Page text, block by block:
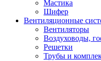
Мастика
Шифер
Вентиляционные
Вентиляторы
Воздуховоды,
Решетки
Трубы и